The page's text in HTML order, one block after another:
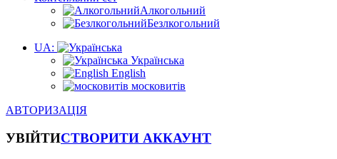
Алкогольний
Безлкогольний
UA:
Українська
English
московитів
АВТОРИЗАЦІЯ
УВІЙТИСТВОРИТИ АККАУНТ